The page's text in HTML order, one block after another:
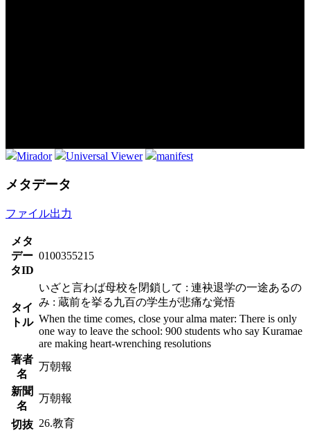
Mirador Universal Viewer manifest
メタデータ
ファイル出力
メタ
デー
タID
0100355215
タイ
トル
いざと言わば母校を閉鎖して : 連袂退学の一途あるの
み : 蔵前を挙る九百の学生が悲痛な覚悟
When the time comes, close your alma mater: There is only
one way to leave the school: 900 students who say Kuramae
are making heart-wrenching resolutions
著者
名
万朝報
新聞
名
万朝報
切抜 26.教育